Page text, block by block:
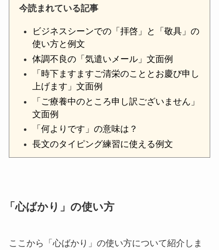
今読まれている記事
ビジネスシーンでの「拝啓」と「敬具」の
使い方と例文
体調不良の「気遣いメール」文面例
「時下ますますご清栄のこととお慶び申し
上げます」文面例
「ご療養中のところ申し訳ございません」
文面例
「何よりです」の意味は？
長文のタイピング練習に使える例文
「心ばかり」の使い方
ここから「心ばかり」の使い方について紹介しま